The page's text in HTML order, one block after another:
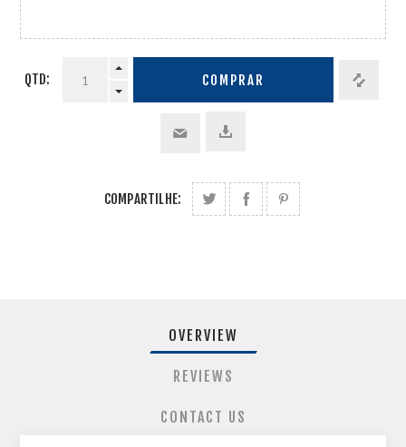
QTD: COMPRAR
COMPARTILHE:
OVERVIEW
REVIEWS
CONTACT US